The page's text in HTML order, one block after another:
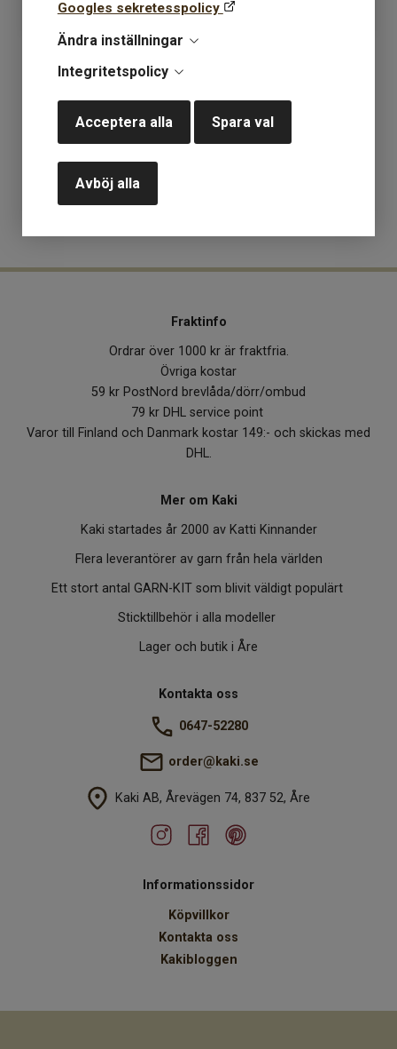
Googles sekretesspolicy
Ändra inställningar
Integritetspolicy
Acceptera alla Spara val
Avböj alla
KÖP
Fraktinfo
Ordrar över 1000 kr är fraktfria.
Övriga kostar
59 kr PostNord brevlåda/dörr/ombud
79 kr DHL service point
Varor till Finland och Danmark kostar 149:- och skickas med
DHL.
Mer om Kaki
Kaki startades år 2000 av Katti Kinnander
Flera leverantörer av garn från hela världen
Ett stort antal GARN-KIT som blivit väldigt populärt
Sticktillbehör i alla modeller
Lager och butik i Åre
Kontakta oss
0647-52280
order@kaki.se
Kaki AB, Årevägen 74, 837 52, Åre
Informationssidor
Köpvillkor
Kontakta oss
Kakibloggen